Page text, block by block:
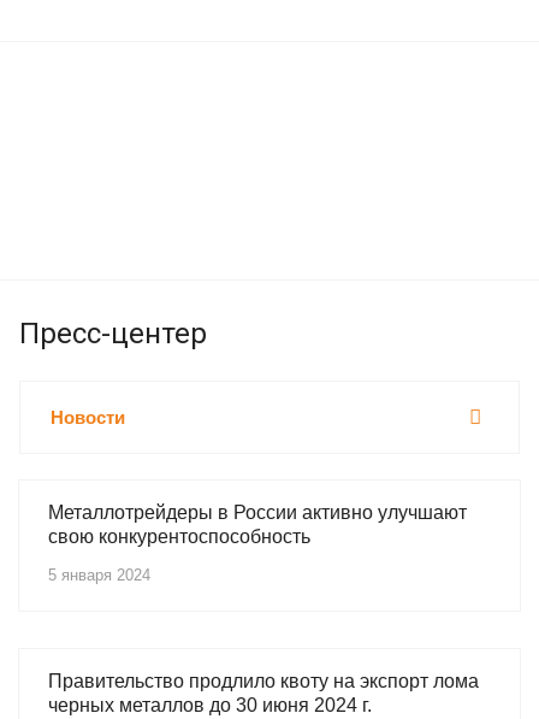
Пресс-центер
Новости
5 января 2024
Металлотрейдеры в России активно улучшают
свою конкурентоспособность
Правительство продлило квоту на экспорт лома
черных металлов до 30 июня 2024 г.